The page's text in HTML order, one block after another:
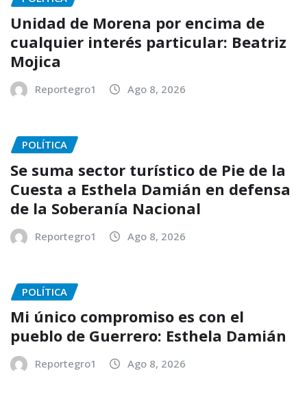
Unidad de Morena por encima de
cualquier interés particular: Beatriz
Mojica
Reportegro1 Ago 8, 2026
POLÍTICA
Se suma sector turístico de Pie de la
Cuesta a Esthela Damián en defensa
de la Soberanía Nacional
Reportegro1 Ago 8, 2026
POLÍTICA
Mi único compromiso es con el
pueblo de Guerrero: Esthela Damián
Reportegro1 Ago 8, 2026